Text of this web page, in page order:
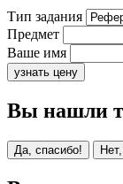
Тип задания
Предмет
Ваше имя
узнать цену
Вы нашли
Да, спасибо!